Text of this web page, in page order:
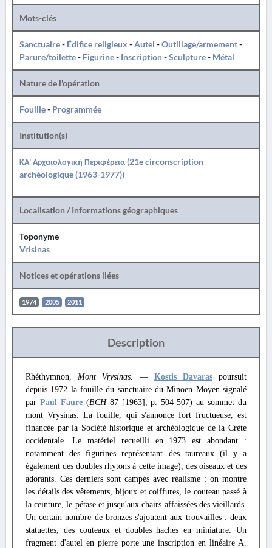
Mots-clés
Sanctuaire- Édifice religieux -Autel -Outillage/armement-
Parure/toilette- Figurine- Inscription-Sculpture- Métal
Nature de l'opération
Fouille- Programmée
Institution(s)
ΚΑ' Αρχαιολογική Περιφέρεια (21e circonscription
archéologique (1963-1977))
Localisation / Informations géographiques
Toponyme
Vrisinas
Notices et opérations liées
1974 2005 2011
Description
Rhéthymnon, Mont Vrysinas. — Kostis Davaraspoursuit
depuis 1972 la fouille du sanctuaire du Minoen Moyen signalé
par Paul Faure(BCH87 [1963], p. 504-507) au sommet du
mont Vrysinas. La fouille, qui s'annonce fort fructueuse, est
financée par la Société historique et archéologique de la Crète
occidentale. Le matériel recueilli en 1973 est abondant :
notamment des figurines représentant des taureaux (il y a
également des doubles rhytons à cette image), des oiseaux et des
adorants. Ces derniers sont campés avec réalisme : on montre
les détails des vêtements, bijoux et coiffures, le couteau passé à
la ceinture, le pétase et jusqu'aux chairs affaissées des vieillards.
Un certain nombre de bronzes s'ajoutent aux trouvailles : deux
statuettes, des couteaux et doubles haches en miniature. Un
fragment d'autel en pierre porte une inscription en linéaire A.